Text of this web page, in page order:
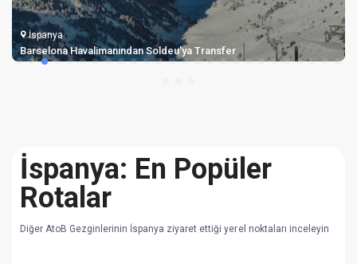
İspanya
Barselona Havalimanından Soldeu'ya Transfer
İspanya: En Popüler
Rotalar
Diğer AtoB Gezginlerinin İspanya ziyaret ettiği yerel noktaları inceleyin